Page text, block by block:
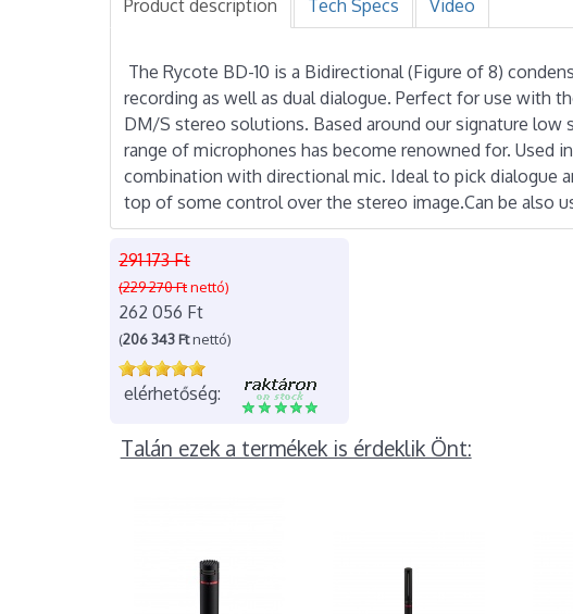
Product description Tech Specs Video
The Rycote BD-10 is a Bidirectional (Figure of 8)
recording as well as dual dialogue. Perfect for use with
DM/S stereo solutions. Based around our signature
range of microphones has become renowned for. Used
combination with directional mic. Ideal to pick dialogue
top of some control over the stereo image.Can be also
291 173 Ft
(229 270 Ftnettó)
262 056 Ft
(206 343 Ftnettó)
elérhetőség:
Talán ezek a termékek is érdeklik Önt: